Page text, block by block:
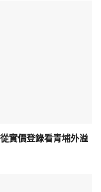
實價登錄看青埔外溢